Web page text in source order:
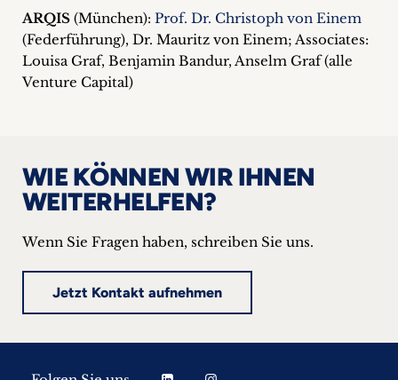
ARQIS (München): Prof. Dr. Christoph von Einem
(Federführung), Dr. Mauritz von Einem; Associates:
Louisa Graf, Benjamin Bandur, Anselm Graf (alle
Venture Capital)
WIE KÖNNEN WIR IHNEN
WEITERHELFEN?
Wenn Sie Fragen haben, schreiben Sie uns.
Jetzt Kontakt aufnehmen